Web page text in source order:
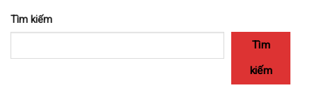
Tìm kiếm
Tìm
kiếm